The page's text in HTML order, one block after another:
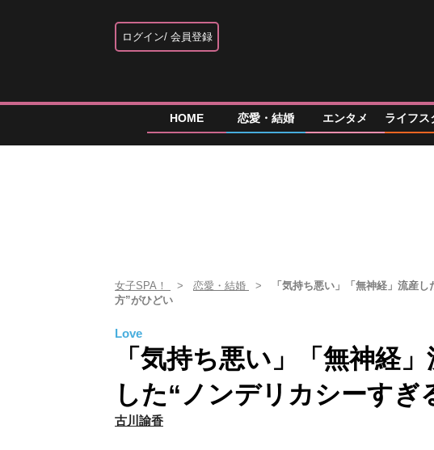
ログイン 会員登録
HOME 恋愛・結婚 エンタメ ライフス
女子SPA！ 恋愛・結婚
「気持ち悪い」「無神経」流産
方”がひどい
Love
「気持ち悪い」「無神経
した“ノンデリカシーすぎ
古川諭香